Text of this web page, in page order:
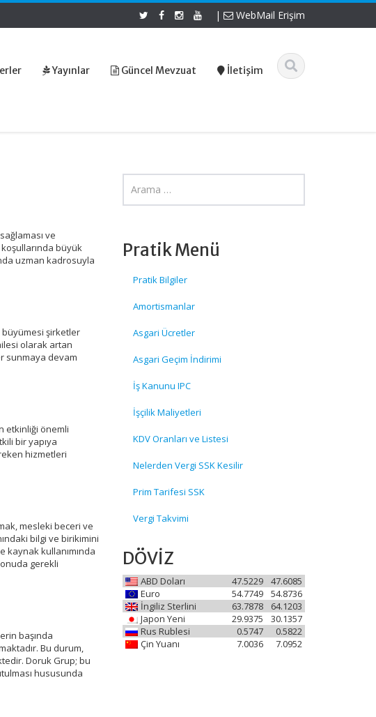
| WebMail Erişim
Yayınlar Güncel Mevzuat İletişim
ve
büyük
uzman kadrosuyla
büyümesi şirketler
olarak artan
sunmaya devam
etkinliği önemli
bir yapıya
hizmetleri
mesleki beceri ve
bilgi ve birikimini
kaynak kullanımında
gerekli
başında
Bu durum,
Doruk Grup; bu
hususunda
Pratik Menü
Pratik Bilgiler
Amortismanlar
Asgari Ücretler
Asgari Geçim İndirimi
İş Kanunu IPC
İşçilik Maliyetleri
KDV Oranları ve Listesi
Nelerden Vergi SSK Kesilir
Prim Tarifesi SSK
Vergi Takvimi
DÖVİZ
ABD Doları 47.6085
47.5229
Euro
54.8736
54.7749
İngiliz Sterlini
64.1203
63.7878
Japon Yeni
30.1357
29.9375
Rus Rublesi
0.5822
0.5747
Çin Yuanı
7.0952
7.0036